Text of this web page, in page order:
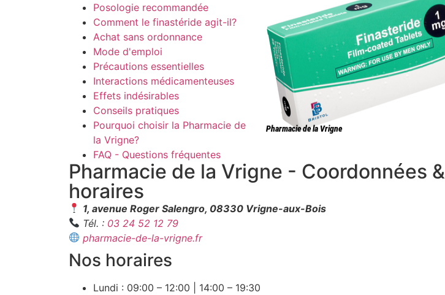
Posologie recommandée
Comment le finastéride agit-il?
Achat sans ordonnance
Mode d'emploi
Précautions essentielles
Interactions médicamenteuses
Effets indésirables
Conseils pratiques
Pourquoi choisir la Pharmacie de
la Vrigne?
FAQ - Questions fréquentes
Pharmacie de la Vrigne - Coordonnées &
horaires
1, avenue Roger Salengro, 08330 Vrigne-aux-Bois
Tél. : 03 24 52 12 79
pharmacie-de-la-vrigne.fr
Nos horaires
Lundi : 09:00 – 12:00 | 14:00 – 19:30